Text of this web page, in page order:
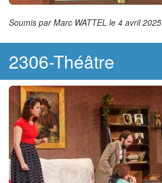
Soumis par Marc WATTEL le 4 avril 2025
2306-Théâtre
Image